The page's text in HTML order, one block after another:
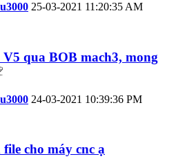
25-03-2021 11:20:35 AM
qua BOB mach3, mong
24-03-2021 10:39:36 PM
cho máy cnc ạ